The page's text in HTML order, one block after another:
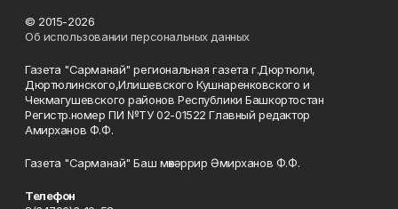
© 2015-2026
Об использовании персональных данных
Газета "Сарманай" региональная газета г.Дюртюли,
Дюртюлинского,Илишевского Кушнаренковского и
Чекмагушевского районов Республики Башкортостан
Регистр.номер ПИ №ТУ 02-01522 Главный редактор
Амирханов Ф.Ф.
Газета "Сарманай" Баш мөхәррир Әмирханов Ф.Ф.
Телефон